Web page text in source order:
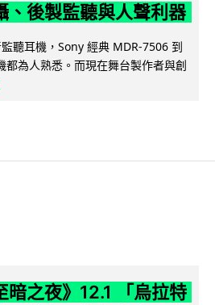
、後製監聽與人聲利器
聽耳機，Sony 經典 MDR-7506 到
都為人熟悉。而現在舞台製作者與創
暗之夜》12.1 「烏拉特